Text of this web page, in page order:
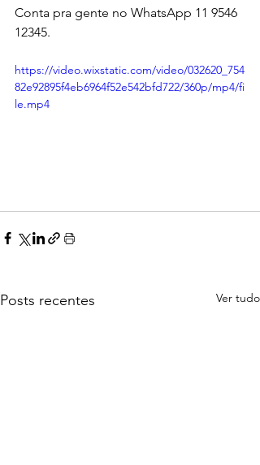
Conta pra gente no WhatsApp 11 9546
12345.
https://video.wixstatic.com/video/032620_754
82e92895f4eb6964f52e542bfd722/360p/mp4/fi
le.mp4
Posts recentes Ver tudo